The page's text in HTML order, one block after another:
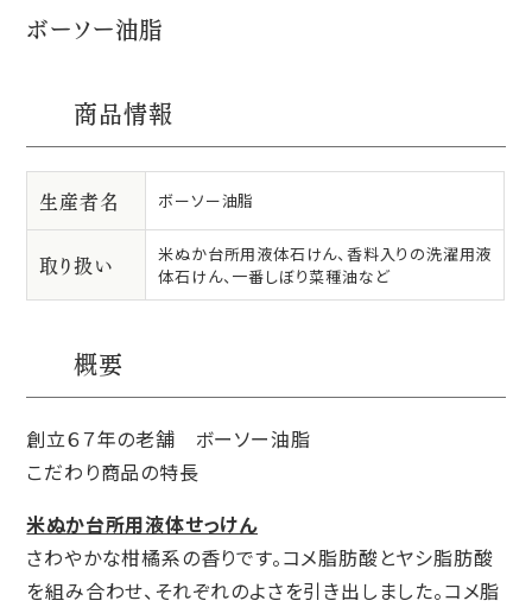
ボーソー油脂
商品情報
生産者名 ボーソー油脂
取り扱い
米ぬか台所用液体石けん、香料入りの洗濯用液
体石けん、一番しぼり菜種油など
概要
創立６７年の老舗 ボーソー油脂
こだわり商品の特長
米ぬか台所用液体せっけん
さわやかな柑橘系の香りです。コメ脂肪酸とヤシ脂肪酸
を組み合わせ、それぞれのよさを引き出しました。コメ脂